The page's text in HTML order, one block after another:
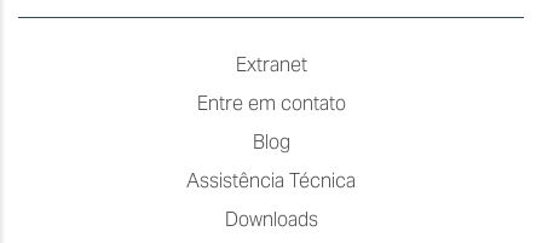
Extranet
Entre em contato
Blog
Assistência Técnica
Downloads